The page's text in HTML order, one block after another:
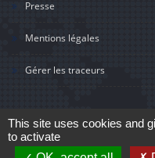
Presse
Mentions légales
Gérer les traceurs
This site uses cookies and
to activate